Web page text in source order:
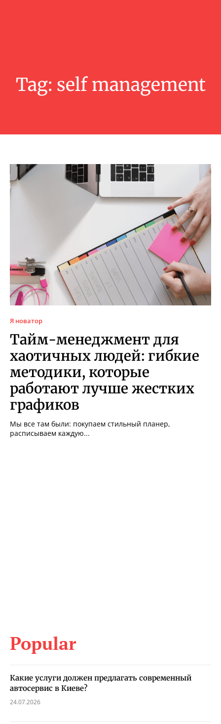
Tag: self management
Я новатор
Тайм-менеджмент для
хаотичных людей: гибкие
методики, которые
работают лучше жестких
графиков
Мы все там были: покупаем стильный планер,
расписываем каждую...
Popular
Какие услуги должен предлагать современный
автосервис в Киеве?
24.07.2026